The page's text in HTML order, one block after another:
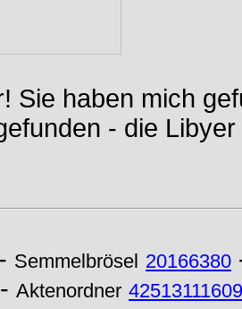
Sie haben mich
- die
- Semmelbrösel 20166380
- Aktenordner